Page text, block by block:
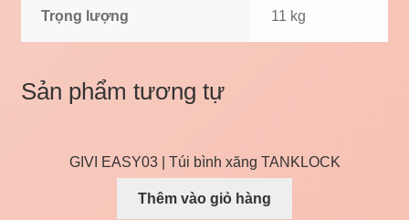
Trọng lượng 11 kg
Sản phẩm tương tự
GIVI EASY03 | Túi bình xăng TANKLOCK
Thêm vào giỏ hàng